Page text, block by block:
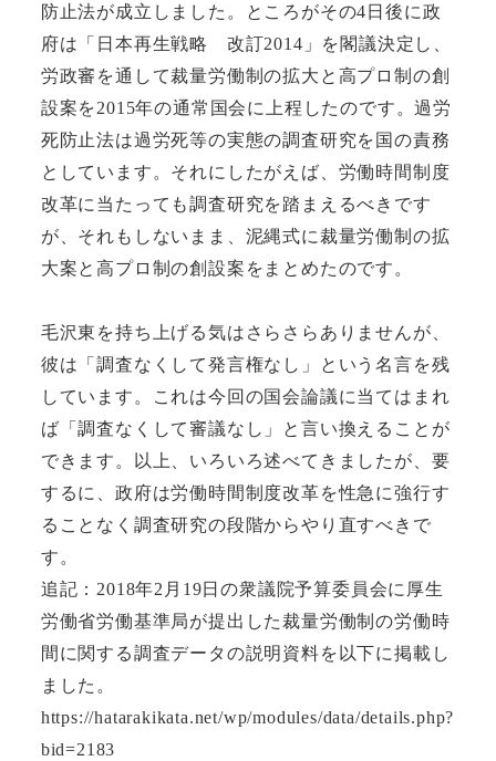
防止法が成立しました。ところがその4日後に政
府は「日本再生戦略 改訂2014」を閣議決定し、
労政審を通して裁量労働制の拡大と高プロ制の創
設案を2015年の通常国会に上程したのです。過労
死防止法は過労死等の実態の調査研究を国の責務
としています。それにしたがえば、労働時間制度
改革に当たっても調査研究を踏まえるべきです
が、それもしないまま、泥縄式に裁量労働制の拡
大案と高プロ制の創設案をまとめたのです。
毛沢東を持ち上げる気はさらさらありませんが、
彼は「調査なくして発言権なし」という名言を残
しています。これは今回の国会論議に当てはまれ
ば「調査なくして審議なし」と言い換えることが
できます。以上、いろいろ述べてきましたが、要
するに、政府は労働時間制度改革を性急に強行す
ることなく調査研究の段階からやり直すべきで
す。
追記：2018年2月19日の衆議院予算委員会に厚生
労働省労働基準局が提出した裁量労働制の労働時
間に関する調査データの説明資料を以下に掲載し
ました。
https://hatarakikata.net/wp/modules/data/details.php?
bid=2183